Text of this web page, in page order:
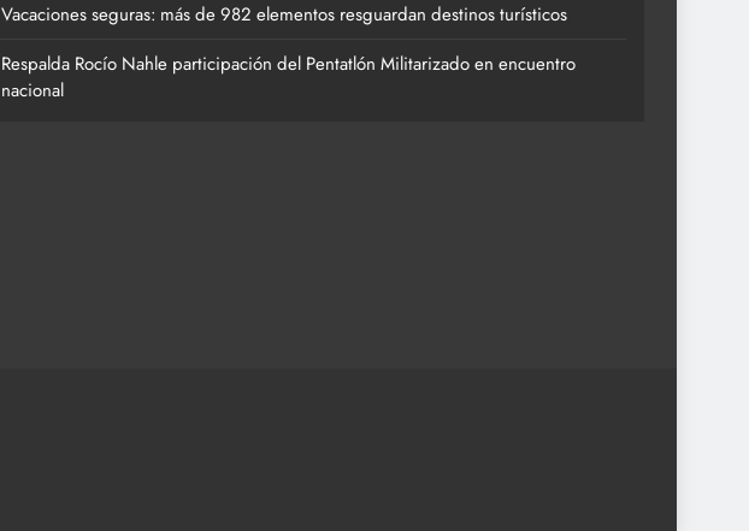
Vacaciones seguras: más de 982 elementos resguardan destinos turísticos
Respalda Rocío Nahle participación del Pentatlón Militarizado en encuentro
nacional